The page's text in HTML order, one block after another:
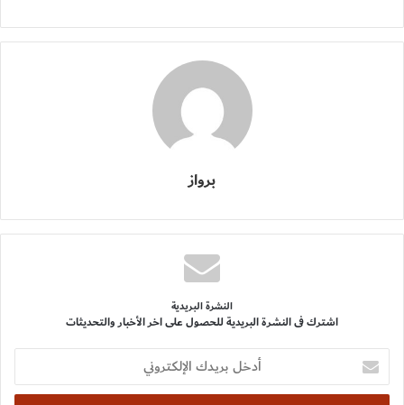
برواز
النشرة البريدية
اشترك فى النشرة البريدية للحصول على اخر الأخبار والتحديثات
أدخل
بريدك
الإلكتروني